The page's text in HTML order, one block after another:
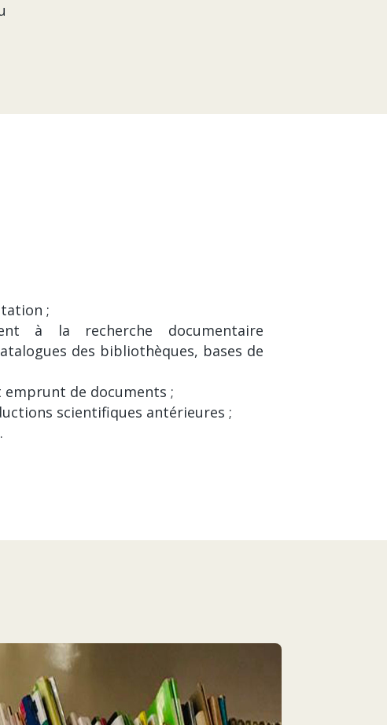
;
à la recherche documentaire
des bibliothèques, bases de
de documents ;
scientifiques antérieures ;